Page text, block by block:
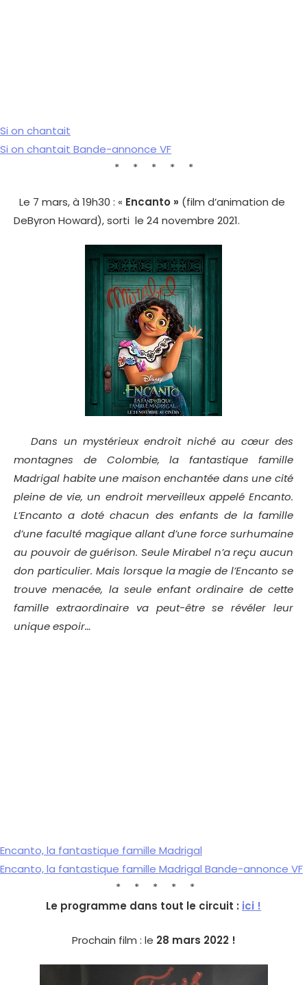
Si on chantait
Si on chantait Bande-annonce VF
* * * * *
Le 7 mars, à 19h30 : « Encanto » (film d’animation de
DeByron Howard), sorti le 24 novembre 2021.
Dans un mystérieux endroit niché au cœur des
montagnes de Colombie, la fantastique famille
Madrigal habite une maison enchantée dans une cité
pleine de vie, un endroit merveilleux appelé Encanto.
L’Encanto a doté chacun des enfants de la famille
d’une faculté magique allant d’une force surhumaine
au pouvoir de guérison. Seule Mirabel n’a reçu aucun
don particulier. Mais lorsque la magie de l’Encanto se
trouve menacée, la seule enfant ordinaire de cette
famille extraordinaire va peut-être se révéler leur
unique espoir…
Encanto, la fantastique famille Madrigal
Encanto, la fantastique famille Madrigal Bande-annonce VF
* * * * *
Le programme dans tout le circuit : ici !
Prochain film : le 28 mars 2022 !